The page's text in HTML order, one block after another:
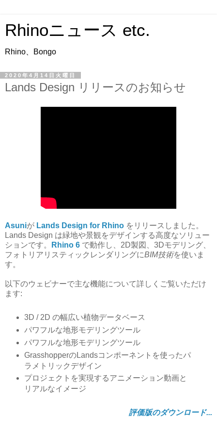
Rhinoニュース etc.
Rhino、Bongo
2020年4月14日火曜日
Lands Design リリースのお知らせ
Asuniが Lands Design for Rhino をリリースしました。
Lands Design は緑地や景観をデザインする高度なソリュー
ションです。
Rhino 6 で動作し、2D製図、3Dモデリング、
フォトリアリスティックレンダリングにBIM技術を使いま
す。
以下のウェビナーで主な機能について詳しくご覧いただけ
ます:
3D / 2D の幅広い植物データベース
パワフルな地形モデリングツール
パワフルな地形モデリングツール
GrasshopperのLandsコンポーネントを使ったパ
ラメトリックデザイン
プロジェクトを実現するアニメーション動画と
リアルなイメージ
評価版のダウンロード...